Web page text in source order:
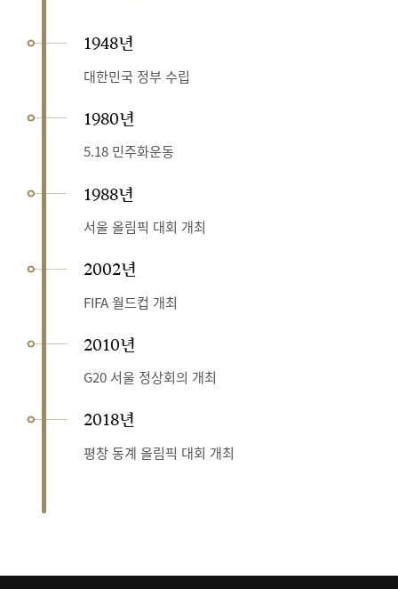
1948년
대한민국 정부 수립
1980년
5.18 민주화운동
1988년
서울 올림픽 대회 개최
2002년
FIFA 월드컵 개최
2010년
G20 서울 정상회의 개최
2018년
평창 동계 올림픽 대회 개최